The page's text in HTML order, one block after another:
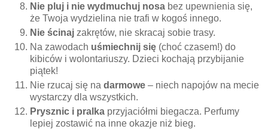
Nie pluj i nie wydmuchuj nosa bez upewnienia się,
że Twoja wydzielina nie trafi w kogoś innego.
Nie ścinaj zakrętów, nie skracaj sobie trasy.
Na zawodach uśmiechnij się (choć czasem!) do
kibiców i wolontariuszy. Dzieci kochają przybijanie
piątek!
Nie rzucaj się na darmowe – niech napojów na mecie
wystarczy dla wszystkich.
Prysznic i pralka przyjaciółmi biegacza. Perfumy
lepiej zostawić na inne okazje niż bieg.